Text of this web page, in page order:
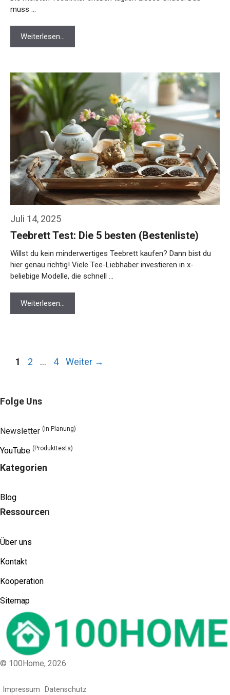
muss …
Weiterlesen…
Juli 14, 2025
Teebrett Test: Die 5 besten (Bestenliste)
Willst du kein minderwertiges Teebrett kaufen? Dann bist du
hier genau richtig! Viele Tee-Liebhaber investieren in x-
beliebige Modelle, die schnell …
Weiterlesen…
Seite
1 Seite
2 … Seite
4 Weiter →
Folge Uns
Newsletter (in Planung)
YouTube (Produkttests)
Kategorien
Blog
Ressourcen
Über uns
Kontakt
Kooperation
Sitemap
© 100Home, 2026
Impressum Datenschutz